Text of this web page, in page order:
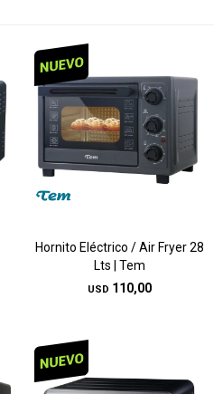
Hornito Eléctrico / Air Fryer 28
Lts | Tem
USD 110,00